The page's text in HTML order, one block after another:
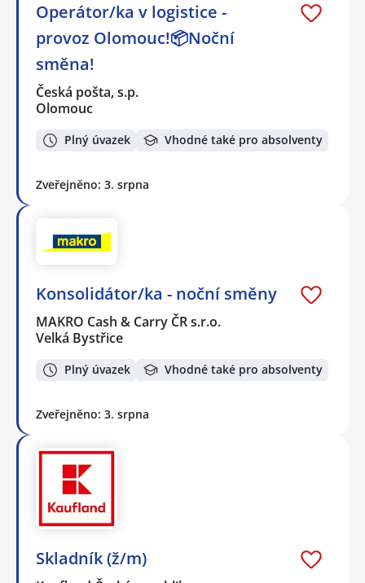
Operátor/ka v logistice -
provoz Olomouc!📦Noční
směna!
Česká pošta, s.p.
Olomouc
Plný úvazek Vhodné také pro absolventy
Zveřejněno: 3. srpna
Konsolidátor/ka - noční směny
MAKRO Cash & Carry ČR s.r.o.
Velká Bystřice
Plný úvazek Vhodné také pro absolventy
Zveřejněno: 3. srpna
Skladník (ž/m)